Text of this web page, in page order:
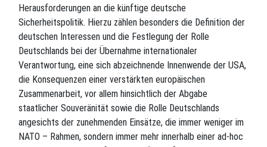
Herausforderungen an die künftige deutsche
Sicherheitspolitik. Hierzu zählen besonders die Definition der
deutschen Interessen und die Festlegung der Rolle
Deutschlands bei der Übernahme internationaler
Verantwortung, eine sich abzeichnende Innenwende der USA,
die Konsequenzen einer verstärkten europäischen
Zusammenarbeit, vor allem hinsichtlich der Abgabe
staatlicher Souveränität sowie die Rolle Deutschlands
angesichts der zunehmenden Einsätze, die immer weniger im
NATO – Rahmen, sondern immer mehr innerhalb einer ad-hoc